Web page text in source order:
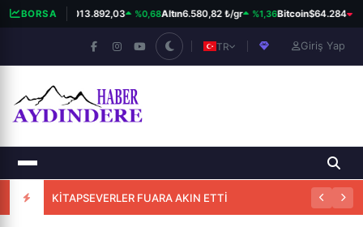
BORSA
BIST 100 13.892,03 %0,68Altın6.580,82 ₺/gr %1,36Bitcoin$64.284
TR Giriş Yap
KİTAPSEVERLER FUARA AKIN ETTİ